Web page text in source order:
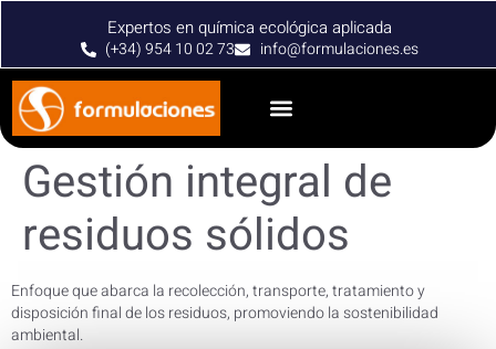
Expertos en química ecológica aplicada
(+34) 954 10 02 73 info@formulaciones.es
Gestión integral de
residuos sólidos
Enfoque que abarca la recolección, transporte, tratamiento y
disposición final de los residuos, promoviendo la sostenibilidad
ambiental.